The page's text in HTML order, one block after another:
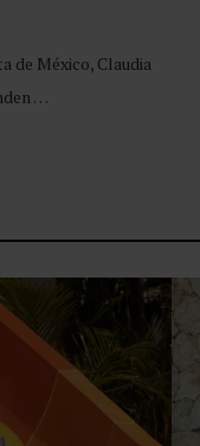
de México, Claudia
…